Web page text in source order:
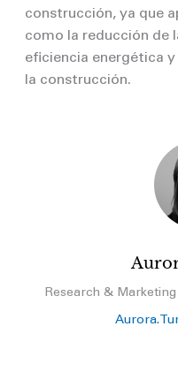
construcción, ya que
como la reducción de
eficiencia energética
la construcción.
Research &